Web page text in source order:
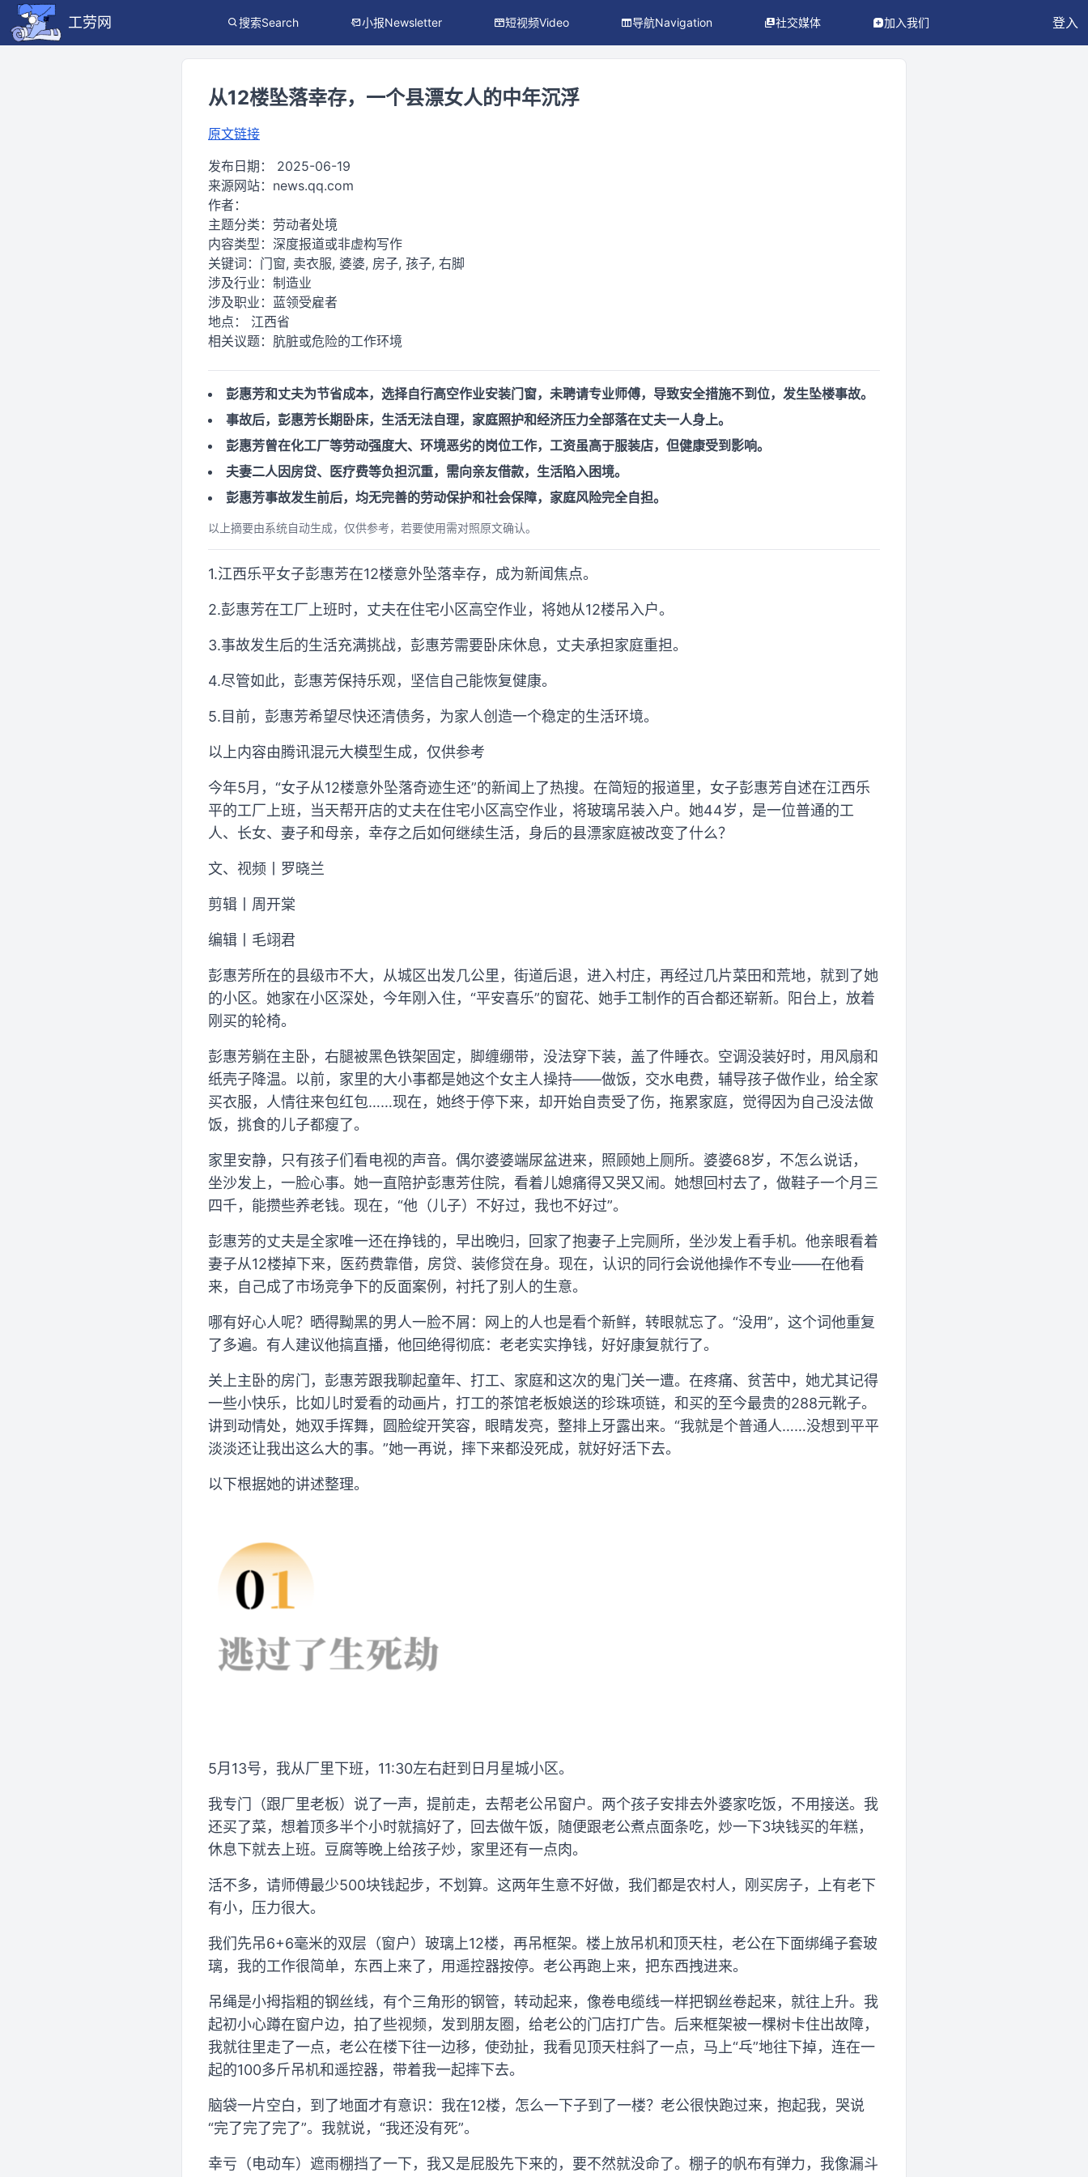
工劳网 搜索Search 小报Newsletter 短视频Video 导航Navigation 社交媒体 加入我们 登入
从12楼坠落幸存，一个县漂女人的中年沉浮
原文链接
发布日期： 2025-06-19
来源网站： news.qq.com
作者：
主题分类： 劳动者处境
内容类型： 深度报道或非虚构写作
关键词： 门窗, 卖衣服, 婆婆, 房子, 孩子, 右脚
涉及行业： 制造业
涉及职业： 蓝领受雇者
地点： 江西省
相关议题： 肮脏或危险的工作环境
彭惠芳和丈夫为节省成本，选择自行高空作业安装门窗，未聘请专业师傅，导致安全措施不到位，发生坠楼事故。
事故后，彭惠芳长期卧床，生活无法自理，家庭照护和经济压力全部落在丈夫一人身上。
彭惠芳曾在化工厂等劳动强度大、环境恶劣的岗位工作，工资虽高于服装店，但健康受到影响。
夫妻二人因房贷、医疗费等负担沉重，需向亲友借款，生活陷入困境。
彭惠芳事故发生前后，均无完善的劳动保护和社会保障，家庭风险完全自担。
以上摘要由系统自动生成，仅供参考，若要使用需对照原文确认。
1.江西乐平女子彭惠芳在12楼意外坠落幸存，成为新闻焦点。
2.彭惠芳在工厂上班时，丈夫在住宅小区高空作业，将她从12楼吊入户。
3.事故发生后的生活充满挑战，彭惠芳需要卧床休息，丈夫承担家庭重担。
4.尽管如此，彭惠芳保持乐观，坚信自己能恢复健康。
5.目前，彭惠芳希望尽快还清债务，为家人创造一个稳定的生活环境。
以上内容由腾讯混元大模型生成，仅供参考
今年5月，“女子从12楼意外坠落奇迹生还”的新闻上了热搜。在简短的报道里，女子彭惠芳自述在江西乐
平的工厂上班，当天帮开店的丈夫在住宅小区高空作业，将玻璃吊装入户。她44岁，是一位普通的工
人、长女、妻子和母亲，幸存之后如何继续生活，身后的县漂家庭被改变了什么？
文、视频丨罗晓兰
剪辑丨周开棠
编辑丨毛翊君
彭惠芳所在的县级市不大，从城区出发几公里，街道后退，进入村庄，再经过几片菜田和荒地，就到了她
的小区。她家在小区深处，今年刚入住，“平安喜乐”的窗花、她手工制作的百合都还崭新。阳台上，放着
刚买的轮椅。
彭惠芳躺在主卧，右腿被黑色铁架固定，脚缠绷带，没法穿下装，盖了件睡衣。空调没装好时，用风扇和
纸壳子降温。以前，家里的大小事都是她这个女主人操持——做饭，交水电费，辅导孩子做作业，给全家
买衣服，人情往来包红包……现在，她终于停下来，却开始自责受了伤，拖累家庭，觉得因为自己没法做
饭，挑食的儿子都瘦了。
家里安静，只有孩子们看电视的声音。偶尔婆婆端尿盆进来，照顾她上厕所。婆婆68岁，不怎么说话，
坐沙发上，一脸心事。她一直陪护彭惠芳住院，看着儿媳痛得又哭又闹。她想回村去了，做鞋子一个月三
四千，能攒些养老钱。现在，“他（儿子）不好过，我也不好过”。
彭惠芳的丈夫是全家唯一还在挣钱的，早出晚归，回家了抱妻子上完厕所，坐沙发上看手机。他亲眼看着
妻子从12楼掉下来，医药费靠借，房贷、装修贷在身。现在，认识的同行会说他操作不专业——在他看
来，自己成了市场竞争下的反面案例，衬托了别人的生意。
哪有好心人呢？晒得黝黑的男人一脸不屑：网上的人也是看个新鲜，转眼就忘了。“没用”，这个词他重复
了多遍。有人建议他搞直播，他回绝得彻底：老老实实挣钱，好好康复就行了。
关上主卧的房门，彭惠芳跟我聊起童年、打工、家庭和这次的鬼门关一遭。在疼痛、贫苦中，她尤其记得
一些小快乐，比如儿时爱看的动画片，打工的茶馆老板娘送的珍珠项链，和买的至今最贵的288元靴子。
讲到动情处，她双手挥舞，圆脸绽开笑容，眼睛发亮，整排上牙露出来。“我就是个普通人……没想到平平
淡淡还让我出这么大的事。”她一再说，摔下来都没死成，就好好活下去。
以下根据她的讲述整理。
5月13号，我从厂里下班，11:30左右赶到日月星城小区。
我专门（跟厂里老板）说了一声，提前走，去帮老公吊窗户。两个孩子安排去外婆家吃饭，不用接送。我
还买了菜，想着顶多半个小时就搞好了，回去做午饭，随便跟老公煮点面条吃，炒一下3块钱买的年糕，
休息下就去上班。豆腐等晚上给孩子炒，家里还有一点肉。
活不多，请师傅最少500块钱起步，不划算。这两年生意不好做，我们都是农村人，刚买房子，上有老下
有小，压力很大。
我们先吊6+6毫米的双层（窗户）玻璃上12楼，再吊框架。楼上放吊机和顶天柱，老公在下面绑绳子套玻
璃，我的工作很简单，东西上来了，用遥控器按停。老公再跑上来，把东西拽进来。
吊绳是小拇指粗的钢丝线，有个三角形的钢管，转动起来，像卷电缆线一样把钢丝卷起来，就往上升。我
起初小心蹲在窗户边，拍了些视频，发到朋友圈，给老公的门店打广告。后来框架被一棵树卡住出故障，
我就往里走了一点，老公在楼下往一边移，使劲扯，我看见顶天柱斜了一点，马上“乓”地往下掉，连在一
起的100多斤吊机和遥控器，带着我一起摔下去。
脑袋一片空白，到了地面才有意识：我在12楼，怎么一下子到了一楼？老公很快跑过来，抱起我，哭说
“完了完了完了”。我就说，“我还没有死”。
幸亏（电动车）遮雨棚挡了一下，我又是屁股先下来的，要不然就没命了。棚子的帆布有弹力，我像漏斗